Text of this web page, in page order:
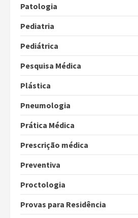
Patologia
Pediatria
Pediátrica
Pesquisa Médica
Plástica
Pneumologia
Prática Médica
Prescrição médica
Preventiva
Proctologia
Provas para Residência